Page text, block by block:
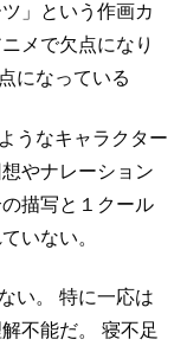
ツ」という作画カ
メで欠点になり
になっている
うなキャラクター
やナレーション
描写と１クール
いない。
い。
特に一応は
不能だ。
寝不足